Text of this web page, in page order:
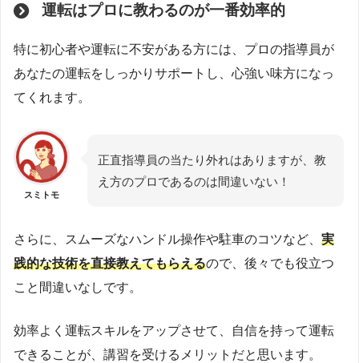
運転はプロに教わるのが一番効率的
特に初心者や運転に不安がある方には、プロの指導員が
あなたの運転をしっかりサポートし、心強い味方になっ
てくれます。
スミトモ
正直指導員の当たり外れはありますが、教
え方のプロであるのは間違いない！
さらに、スムーズなハンドル操作や駐車のコツなど、 実
践的な技術を直接教えてもらえるので、後々でも役立つ
こと間違いなしです。
効率よく運転スキルをアップさせて、自信を持って運転
できることが、講習を受けるメリットだと思います。